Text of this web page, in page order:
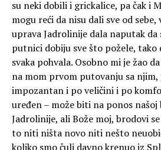
su neki dobili i grickalice, pa čak i
mogu reći da nisu dali sve od
uprava Jadrolinije dala naputak da
putnici dobiju sve što požele,
svaka pohvala. Osobno mi je žao
na mom prvom putovanju sa njim,
impozantan i po veličini i po
uređen – može biti na ponos
Jadrolinije, ali Bože moj, brodovi
to niti ništa novo niti nešto
koliko smo čuli davno krenuo iz